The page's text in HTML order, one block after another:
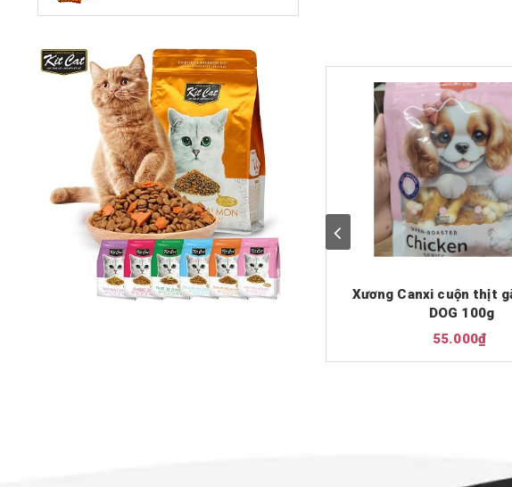
Xương Canxi cuộn thịt
DOG 100g
55.000₫